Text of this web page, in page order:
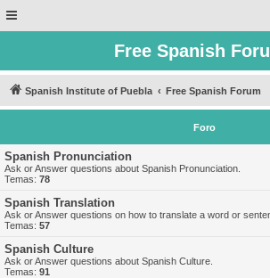
Free Spanish
Spanish Institute of Puebla Free Spanish Forum
Foro
Spanish Pronunciation
Ask or Answer questions about Spanish Pronunciation.
Temas: 78
Spanish Translation
Ask or Answer questions on how to translate a word or
Temas: 57
Spanish Culture
Ask or Answer questions about Spanish Culture.
Temas: 91